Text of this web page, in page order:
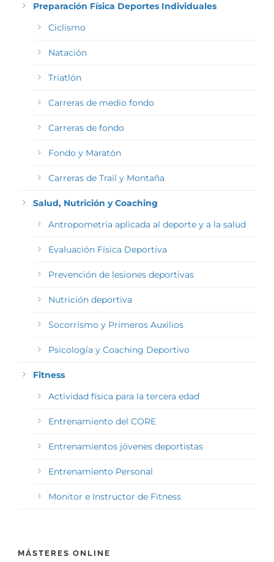
Preparación Física Deportes Individuales
Ciclismo
Natación
Triatlón
Carreras de medio fondo
Carreras de fondo
Fondo y Maratón
Carreras de Trail y Montaña
Salud, Nutrición y Coaching
Antropometría aplicada al deporte y a la salud
Evaluación Física Deportiva
Prevención de lesiones deportivas
Nutrición deportiva
Socorrismo y Primeros Auxilios
Psicología y Coaching Deportivo
Fitness
Actividad física para la tercera edad
Entrenamiento del CORE
Entrenamientos jóvenes deportistas
Entrenamiento Personal
Monitor e Instructor de Fitness
MÁSTERES ONLINE